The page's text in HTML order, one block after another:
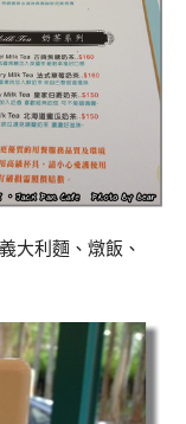
大利麵、燉飯、